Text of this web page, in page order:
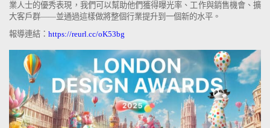
業人士的優秀表現，我們可以幫助他們獲得曝光率、工作與銷售機會、擴
大客戶群——並通過這樣做將整個行業提升到一個新的水平。
報導連結： https://reurl.cc/oK53bg